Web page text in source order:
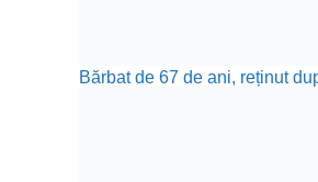
Bărbat de 67 de ani, reținut